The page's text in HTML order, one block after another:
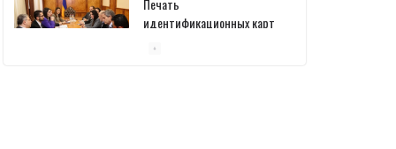
Печать
идентификационных карт